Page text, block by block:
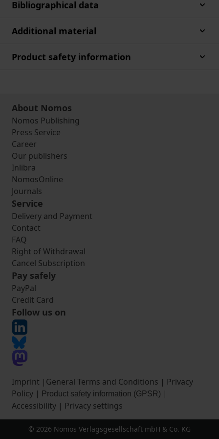
Bibliographical data
Additional material
Product safety information
About Nomos
Nomos Publishing
Press Service
Career
Our publishers
Inlibra
NomosOnline
Journals
Service
Delivery and Payment
Contact
FAQ
Right of Withdrawal
Cancel Subscription
Pay safely
PayPal
Credit Card
Follow us on
Imprint | General Terms and Conditions | Privacy
Policy | Product safety information (GPSR) |
Accessibility | Privacy settings
© 2026 Nomos Verlagsgesellschaft mbH & Co. KG